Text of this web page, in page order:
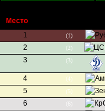
Место
1
(1)
2
(2)
3
(3)
4 (4)
5
(5)
6
(6)